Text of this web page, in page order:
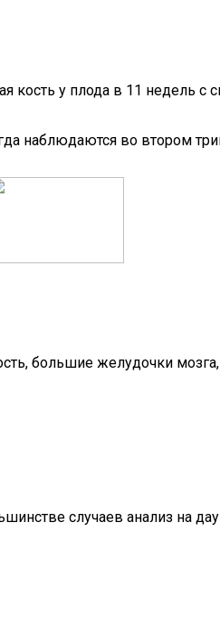
кость у плода в 11 недель с
наблюдаются во втором
большие желудочки
случаев анализ на